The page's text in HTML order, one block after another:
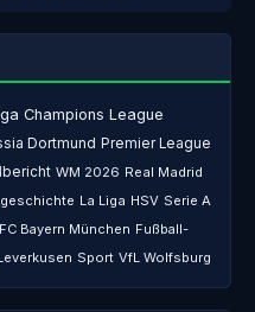
Champions League
Dortmund Premier League
WM 2026 Real Madrid
La Liga HSV Serie A
FC Bayern München Fußball-
Sport VfL Wolfsburg